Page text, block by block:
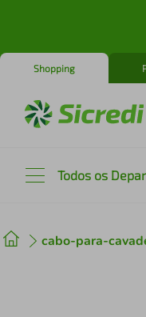
Shopping
Todos os
cabo-para-